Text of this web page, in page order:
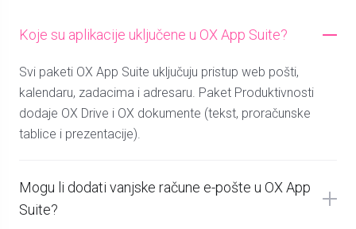
Koje su aplikacije uključene u OX App Suite?
Svi paketi OX App Suite uključuju pristup web pošti,
kalendaru, zadacima i adresaru. Paket Produktivnosti
dodaje OX Drive i OX dokumente (tekst, proračunske
tablice i prezentacije).
Mogu li dodati vanjske račune e-pošte u OX App
Suite?